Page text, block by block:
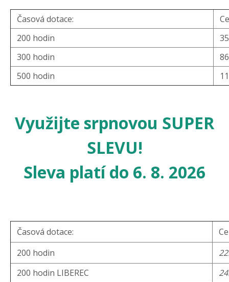
Časová dotace:
200 hodin
300 hodin
500 hodin
Využijte srpnovou SUPER
SLEVU!
Sleva platí do 6. 8. 2026
Časová dotace:
200 hodin
200 hodin LIBEREC